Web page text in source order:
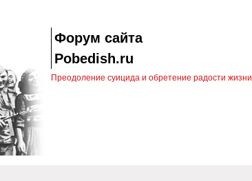
Форум сайта
Pobedish.ru
Преодоление суицида и обретение радости жизни